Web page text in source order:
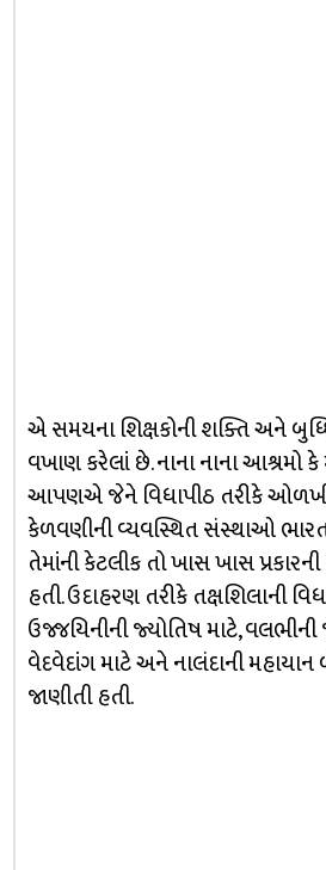
એ સમયના શિક્ષકોની શક્તિ અને
વખાણ કરેલાં છે. નાના નાના આશ્રમો
આપણએ જેને વિધાપીઠ તરીકે
કેળવણીની વ્યવસ્થિત સંસ્થાઓ
તેમાંની કેટલીક તો ખાસ ખાસ
હતી. ઉદાહરણ તરીકે તક્ષશિલાની
ઉજ્જયિનીની જ્યોતિષ માટે, વલભીની
વેદવેદાંગ માટે અને નાલંદાની મહાયાન
જાણીતી હતી.